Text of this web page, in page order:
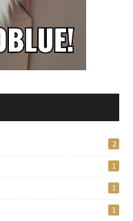
2
1
1
1